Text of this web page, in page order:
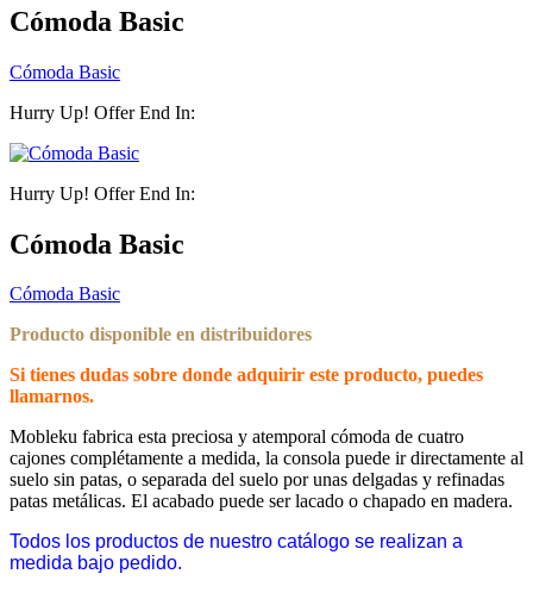
Cómoda Basic
Cómoda Basic
Hurry Up! Offer End In:
Hurry Up! Offer End In:
Cómoda Basic
Cómoda Basic
Producto disponible en distribuidores
Si tienes dudas sobre donde adquirir este producto, puedes
llamarnos.
Mobleku fabrica esta preciosa y atemporal cómoda de cuatro
cajones complétamente a medida, la consola puede ir directamente al
suelo sin patas, o separada del suelo por unas delgadas y refinadas
patas metálicas. El acabado puede ser lacado o chapado en madera.
Todos los productos de nuestro catálogo se realizan a
medida bajo pedido.